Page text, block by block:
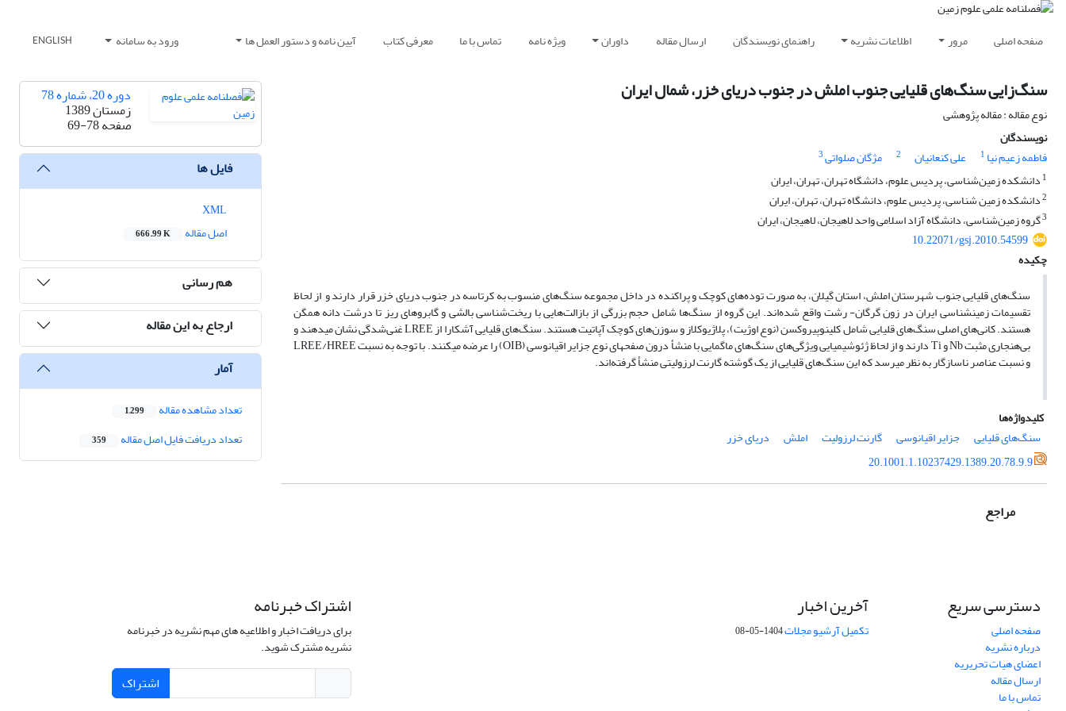
صفحه اصلی مرور اطلاعات نشریه راهنمای نویسندگان ارسال مقاله داوران ویژه نامه تماس با ما معرفی کتاب آیین نامه و دستور العمل ها ورود به سامانه ENGLISH
سنگ‌زایی سنگ‌های قلیایی جنوب املش در جنوب دریای خزر، شمال ایران
نوع مقاله : مقاله پژوهشی
نویسندگان
فاطمه زعیم نیا 1 علی کنعانیان 2 مژگان صلواتی3
1 دانشکده زمین‌شناسی، پردیس علوم، دانشگاه تهران، تهران، ایران
2دانشکده زمین شناسی، پردیس علوم، دانشگاه تهران، تهران، ایران
3گروه زمین‌شناسی، دانشگاه آزاد اسلامی واحد لاهیجان، لاهیجان، ایران
10.22071/gsj.2010.54599
چکیده
سنگ‌های قلیایی جنوب شهرستان املش، استان گیلان، به صورت توده‌های کوچک و پراکنده در داخل مجموعه سنگ‌های منسوب به کرتاسه در جنوب دریای خزر قرار دارند و از لحاظ
تقسیمات زمین­شناسی ایران در زون گرگان- رشت واقع شده‌اند. این گروه از سنگ‌ها شامل حجم بزرگی از بازالت‌هایی با ریخت‌شناسی بالشی و گابروهای ریز تا درشت دانه‌ همگن
هستند. کانی‌های اصلی سنگ‌های قلیایی شامل کلینوپیروکسن (نوع اوژیت)، پلاژیوکلاز و سوزن‌های کوچک آپاتیت هستند. سنگ‌های قلیایی آشکارا از LREE غنی‌شدگی نشان می­دهند و
بی‌هنجاری مثبت Nb و Ti دارند و از لحاظ ژئوشیمیایی ویژگی‌های سنگ‌های ماگمایی با منشأ درون صفحه­ای نوع جزایر اقیانوسی (OIB) را عرضه می­کنند. با توجه به نسبت LREE/HREE
و نسبت عناصر ناسازگار به نظر می­رسد که این سنگ‌های قلیایی از یک گوشته گارنت لرزولیتی منشأ گرفته‌اند.
کلیدواژه‌ها
سنگ‌های قلیایی
جزایر اقیانوسی گارنت لرزولیت املش
دریای خزر
20.1001.1.10237429.1389.20.78.9.9
مراجع
دوره 20، شماره 78
زمستان 1389
صفحه69-78
فایل ها
اصل مقاله
666.99 K
هم رسانی
ارجاع به این مقاله
آمار
تعداد مشاهده مقاله 1,299
تعداد دریافت فایل اصل مقاله 359
دسترسی سریع
صفحه اصلی
درباره نشریه
اعضای هیات تحریریه
ارسال مقاله
تماس با ما
آخرین اخبار
تکمیل آرشیو مجلات1404-05-08
اشتراک خبرنامه
برای دریافت اخبار و اطلاعیه های مهم نشریه در خبرنامه
نشریه مشترک شوید.
اشتراک